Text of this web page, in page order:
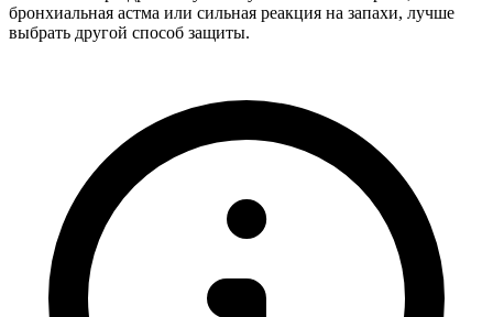
бронхиальная астма или сильная реакция на запахи, лучше
выбрать другой способ защиты.